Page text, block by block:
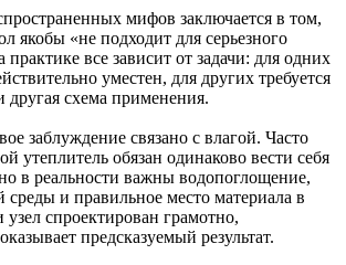
мифов заключается в том,
якобы «не подходит для серьезного
практике все зависит от задачи: для одних
уместен, для других требуется
другая схема применения.
заблуждение связано с влагой. Часто
утеплитель обязан одинаково вести себя
в реальности важны водопоглощение,
и правильное место материала в
спроектирован грамотно,
предсказуемый результат.